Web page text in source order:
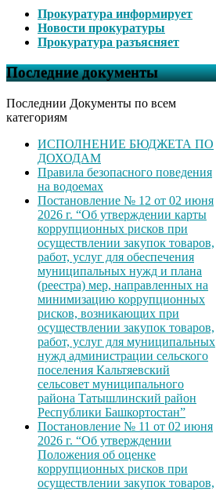
Прокуратура информирует
Новости прокуратуры
Прокуратура разъясняет
Последние документы
Последнии Документы по всем
категориям
ИСПОЛНЕНИЕ БЮДЖЕТА ПО
ДОХОДАМ
Правила безопасного поведения
на водоемах
Постановление № 12 от 02 июня
2026 г. “Об утверждении карты
коррупционных рисков при
осуществлении закупок товаров,
работ, услуг для обеспечения
муниципальных нужд и плана
(реестра) мер, направленных на
минимизацию коррупционных
рисков, возникающих при
осуществлении закупок товаров,
работ, услуг для муниципальных
нужд администрации сельского
поселения Кальтяевский
сельсовет муниципального
района Татышлинский район
Республики Башкортостан”
Постановление № 11 от 02 июня
2026 г. “Об утверждении
Положения об оценке
коррупционных рисков при
осуществлении закупок товаров,